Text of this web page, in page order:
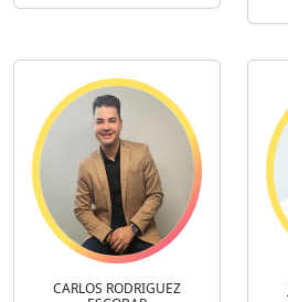
CARLOS RODRIGUEZ